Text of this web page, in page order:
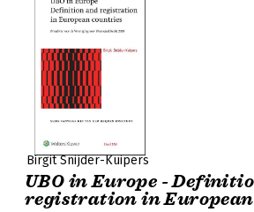
Birgit Snijder-Kuipers
UBO in Europe -
registration in